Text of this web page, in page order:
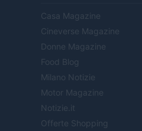
Casa Magazine
Cineverse Magazine
Donne Magazine
Food Blog
Milano Notizie
Motor Magazine
Notizie.it
Offerte Shopping